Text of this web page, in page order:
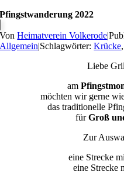
Pfingstwanderung 2022
VonHeimatverein Volkerode|
Allgemein|Schlagwörter:Krücke
Liebe
am
möchten wir gerne
das traditionelle
fürGroß
Zur
eine Strecke
eine Strecke